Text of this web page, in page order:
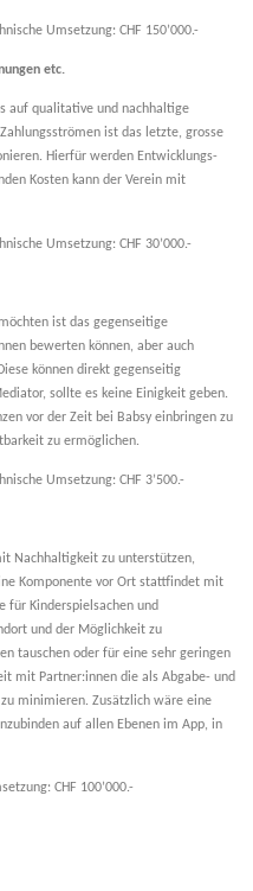
Umsetzung: CHF 150’000.-
etc.
auf qualitative und nachhaltige
ist das letzte, grosse
Hierfür werden Entwicklungs-
Kosten kann der Verein mit
Umsetzung: CHF 30’000.-
ist das gegenseitige
bewerten können, aber auch
können direkt gegenseitig
sollte es keine Einigkeit geben.
vor der Zeit bei Babsy einbringen zu
zu ermöglichen.
Umsetzung: CHF 3’500.-
Nachhaltigkeit zu unterstützen,
Komponente vor Ort stattfindet mit
für Kinderspielsachen und
und der Möglichkeit zu
tauschen oder für eine sehr geringen
mit Partner:innen die als Abgabe- und
minimieren. Zusätzlich wäre eine
auf allen Ebenen im App, in
CHF 100’000.-